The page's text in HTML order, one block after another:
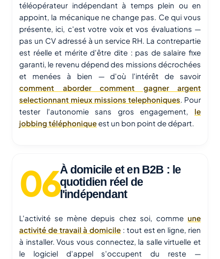
téléopérateur indépendant à temps plein ou en
appoint, la mécanique ne change pas. Ce qui vous
présente, ici, c'est votre voix et vos évaluations —
pas un CV adressé à un service RH. La contrepartie
est réelle et mérite d'être dite : pas de salaire fixe
garanti, le revenu dépend des missions décrochées
et menées à bien — d'où l'intérêt de savoir
comment aborder comment gagner argent
selectionnant mieux missions telephoniques. Pour
tester l'autonomie sans gros engagement, le
jobbing téléphoniqueest un bon point de départ.
À domicile et en B2B : le
quotidien réel de
l'indépendant
L'activité se mène depuis chez soi, comme une
activité de travail à domicile : tout est en ligne, rien
à installer. Vous vous connectez, la salle virtuelle et
le logiciel d'appel s'occupent du reste —